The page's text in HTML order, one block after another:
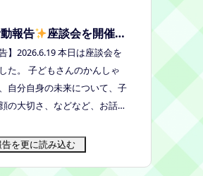
ゲストスピーカーで参加し
dX64uMjs71WqewA
）10:00~13:00頃 場所：玉島
：保護者5名程度 参加費：50
報告
座談会を開催し
】2026.6.19 本日は座談会を
た。 子どもさんのかんしゃ
自分自身の未来について、子
の大切さ、などなど、お話し
き健康福祉プラザボランティ
告を更に読み込む